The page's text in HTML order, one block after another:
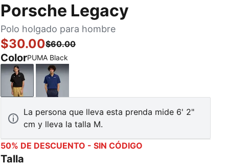
Porsche Legacy
Polo holgado para hombre
$30.00$60.00
ColorPUMA Black
PUMA BlackBlue Jewel
La persona que lleva esta prenda mide 6' 2"
cm y lleva la talla M.
50% DE DESCUENTO - SIN CÓDIGO
Talla